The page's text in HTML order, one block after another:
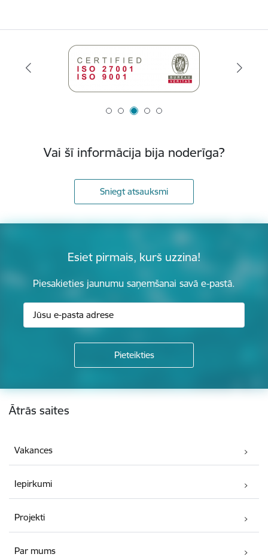
Vai šī informācija bija noderīga?
Sniegt atsauksmi
Esiet pirmais, kurš uzzina!
Piesakieties jaunumu saņemšanai savā e-pastā.
Kājene
Ātrās saites
Vakances
Iepirkumi
Projekti
Par mums